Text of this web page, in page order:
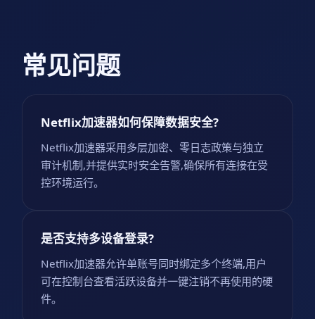
常见问题
Netflix加速器如何保障数据安全?
Netflix加速器采用多层加密、零日志政策与独立
审计机制,并提供实时安全告警,确保所有连接在受
控环境运行。
是否支持多设备登录?
Netflix加速器允许单账号同时绑定多个终端,用户
可在控制台查看活跃设备并一键注销不再使用的硬
件。